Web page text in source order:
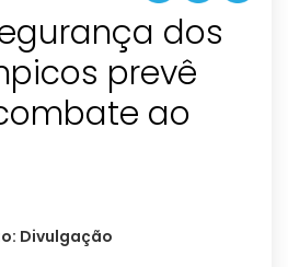
dos
prevê
ao
Divulgação